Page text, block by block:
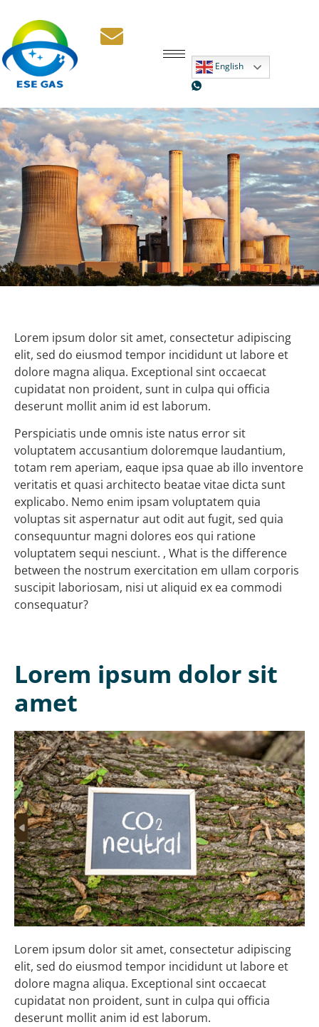
English
Lorem ipsum dolor sit amet, consectetur adipiscing
elit, sed do eiusmod tempor incididunt ut labore et
dolore magna aliqua. Exceptional sint occaecat
cupidatat non proident, sunt in culpa qui officia
deserunt mollit anim id est laborum.
Perspiciatis unde omnis iste natus error sit
voluptatem accusantium doloremque laudantium,
totam rem aperiam, eaque ipsa quae ab illo inventore
veritatis et quasi architecto beatae vitae dicta sunt
explicabo. Nemo enim ipsam voluptatem quia
voluptas sit aspernatur aut odit aut fugit, sed quia
consequuntur magni dolores eos qui ratione
voluptatem sequi nesciunt. , What is the difference
between the nostrum exercitation em ullam corporis
suscipit laboriosam, nisi ut aliquid ex ea commodi
consequatur?
Lorem ipsum dolor sit
amet
Lorem ipsum dolor sit amet, consectetur adipiscing
elit, sed do eiusmod tempor incididunt ut labore et
dolore magna aliqua. Exceptional sint occaecat
cupidatat non proident, sunt in culpa qui officia
deserunt mollit anim id est laborum.